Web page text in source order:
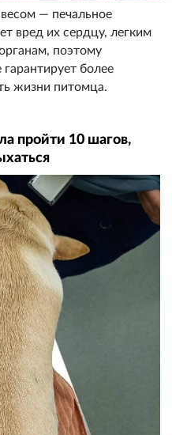
— печальное
вред их сердцу, легким
поэтому
более
жизни питомца.
пройти 10 шагов,